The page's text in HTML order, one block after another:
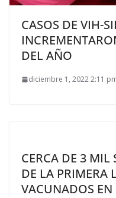
CASOS DE VIH-
DEL AÑO
diciembre 1, 2022 2:11
CERCA DE 3 MIL
DE LA PRIMERA
VACUNADOS